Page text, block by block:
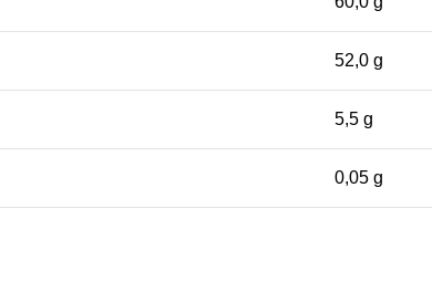
52,0 g
5,5 g
0,05 g